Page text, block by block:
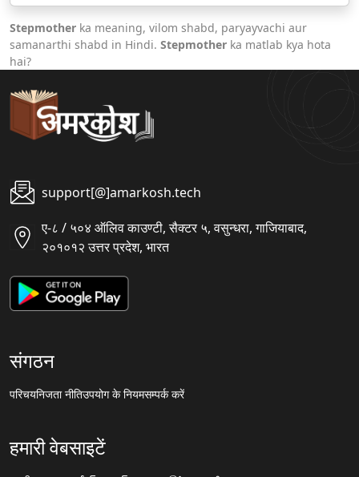
Stepmother ka meaning, vilom shabd, paryayvachi aur
samanarthi shabd in Hindi. Stepmother ka matlab kya hota
hai?
support[@]amarkosh.tech
ए-८ / ५०४ ऑलिव काउण्टी, सैक्टर ५, वसुन्धरा, गाजियाबाद,
२०१०१२ उत्तर प्रदेश, भारत
संगठन
परिचयनिजता नीतिउपयोग के नियमसम्पर्क करें
हमारी वेबसाइटें